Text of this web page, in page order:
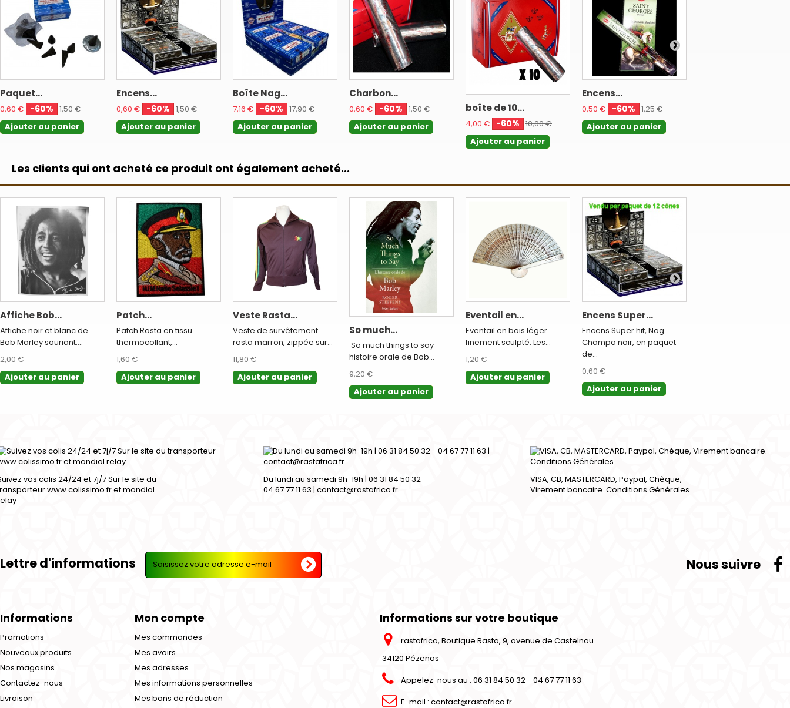
Paquet...
0,60 € -60% 1,50 €
Ajouter au panier
Encens...
0,60 € -60% 1,50 €
Ajouter au panier
Boîte Nag...
7,16 € -60% 17,90 €
Ajouter au panier
Charbon...
0,60 € -60% 1,50 €
Ajouter au panier
boîte de 10...
4,00 € -60% 10,00 €
Ajouter au panier
Encens...
0,50 € -60% 1,25 €
Ajouter au panier
Les clients qui ont acheté ce produit ont également acheté...
Affiche Bob...
Affiche noir et blanc de
Bob Marley souriant....
2,00 €
Ajouter au panier
Patch...
Patch Rasta en tissu
thermocollant,...
1,60 €
Ajouter au panier
Veste Rasta...
Veste de survêtement
rasta marron, zippée sur...
11,80 €
Ajouter au panier
So much...
So much things to say
histoire orale de Bob...
9,20 €
Ajouter au panier
Eventail en...
Eventail en bois léger
finement sculpté. Les...
1,20 €
Ajouter au panier
Encens Super...
Encens Super hit, Nag
Champa noir, en paquet
de...
0,60 €
Ajouter au panier
vos colis 24/24 et 7j/7 Sur le site du
www.colissimo.fr et mondial
Du lundi au samedi 9h-19h | 06 31 84 50 32 -
04 67 77 11 63 | contact@rastafrica.fr
VISA, CB, MASTERCARD, Paypal, Chèque,
Virement bancaire. Conditions Générales
Lettre d'informations Nous suivre
Informations
Promotions
Nouveaux produits
Nos magasins
Contactez-nous
Livraison
Mon compte
Mes commandes
Mes avoirs
Mes adresses
Mes informations personnelles
Mes bons de réduction
Informations sur votre boutique
rastafrica, Boutique Rasta, 9, avenue de Castelnau
34120 Pézenas
Appelez-nous au :06 31 84 50 32 - 04 67 77 11 63
E-mail :contact@rastafrica.fr